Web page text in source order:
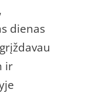
dienas
ir